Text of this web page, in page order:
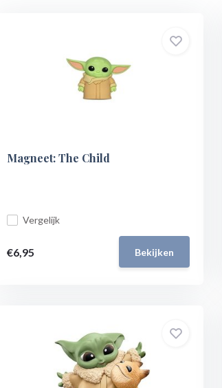
Magneet: The Child
Vergelijk
€6,95 Bekijken